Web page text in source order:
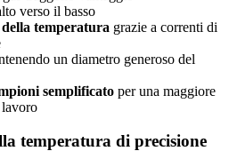
verso il basso
temperatura grazie a correnti di
un diametro generoso del
semplificato per una maggiore
temperatura di precisione